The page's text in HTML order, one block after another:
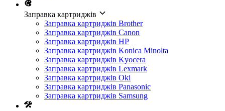
Заправка картриджів
Заправка картриджів Brother
Заправка картриджів Canon
Заправка картриджів HP
Заправка картриджів Konica Minolta
Заправка картриджів Kyocera
Заправка картриджів Lexmark
Заправка картриджів Oki
Заправка картриджів Panasonic
Заправка картриджів Samsung